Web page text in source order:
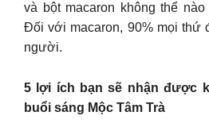
và bột macaron không thể
Đối với macaron, 90% mọi thứ
người.
5 lợi ích bạn sẽ nhận được
buổi sáng Mộc Tâm Trà